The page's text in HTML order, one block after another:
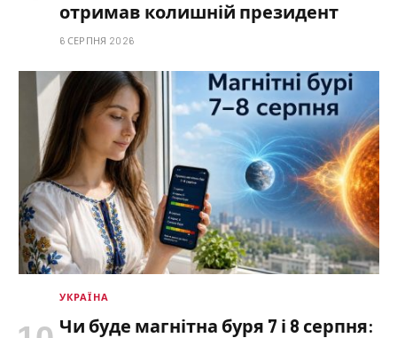
отримав колишній президент
6 СЕРПНЯ 2026
УКРАЇНА
Чи буде магнітна буря 7 і 8 серпня: